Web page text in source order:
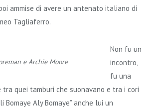
ammise di avere un antenato italiano di
Tagliaferro.
e Archie Moore
Non fu un
incontro,
fu una
quei tamburi che suonavano e tra i cori
Bomaye Aly Bomaye” anche lui un